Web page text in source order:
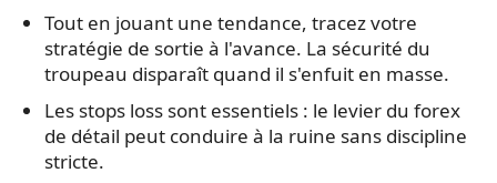
Tout en jouant une tendance, tracez votre
stratégie de sortie à l'avance. La sécurité du
troupeau disparaît quand il s'enfuit en masse.
Les stops loss sont essentiels : le levier du forex
de détail peut conduire à la ruine sans discipline
stricte.